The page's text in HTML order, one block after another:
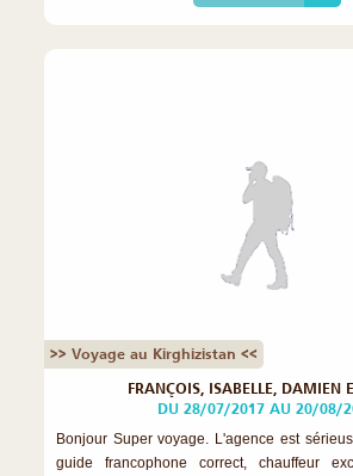
>> Voyage au Kirghizistan <<
FRANÇOIS, ISABELLE, DAMIEN
DU 28/07/2017 AU 20/08/
Bonjour Super voyage. L'agence est
guide francophone correct, chauffeur